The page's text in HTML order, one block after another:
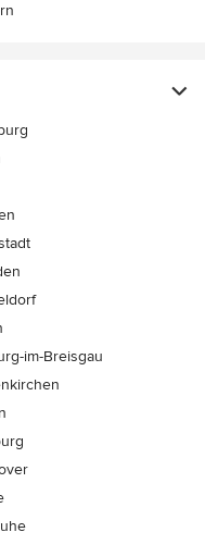
im-Breisgau